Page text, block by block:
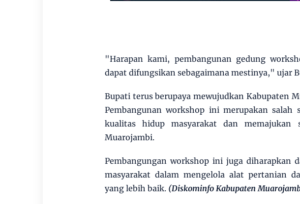
"Harapan kami, pembangunan gedung
dapat difungsikan sebagaimana mestinya," ujar
Bupati terus berupaya mewujudkan Kabupaten
Pembangunan workshop ini merupakan salah
kualitas hidup masyarakat dan memajukan
Muarojambi.
Pembangungan workshop ini juga diharapkan
masyarakat dalam mengelola alat pertanian
yang lebih baik. (Diskominfo Kabupaten